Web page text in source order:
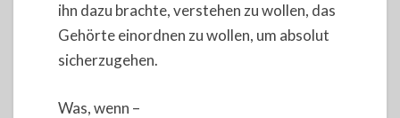
ihn dazu brachte, verstehen zu wollen, das
Gehörte einordnen zu wollen, um absolut
sicherzugehen.
Was, wenn –